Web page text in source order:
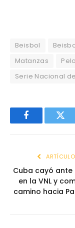
Beisbol
Matanzas
Serie Nacional
Facebook
Cuba cayó ante
en la VNL y
camino hacia